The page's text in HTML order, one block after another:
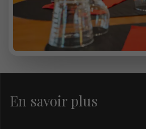
En savoir plus